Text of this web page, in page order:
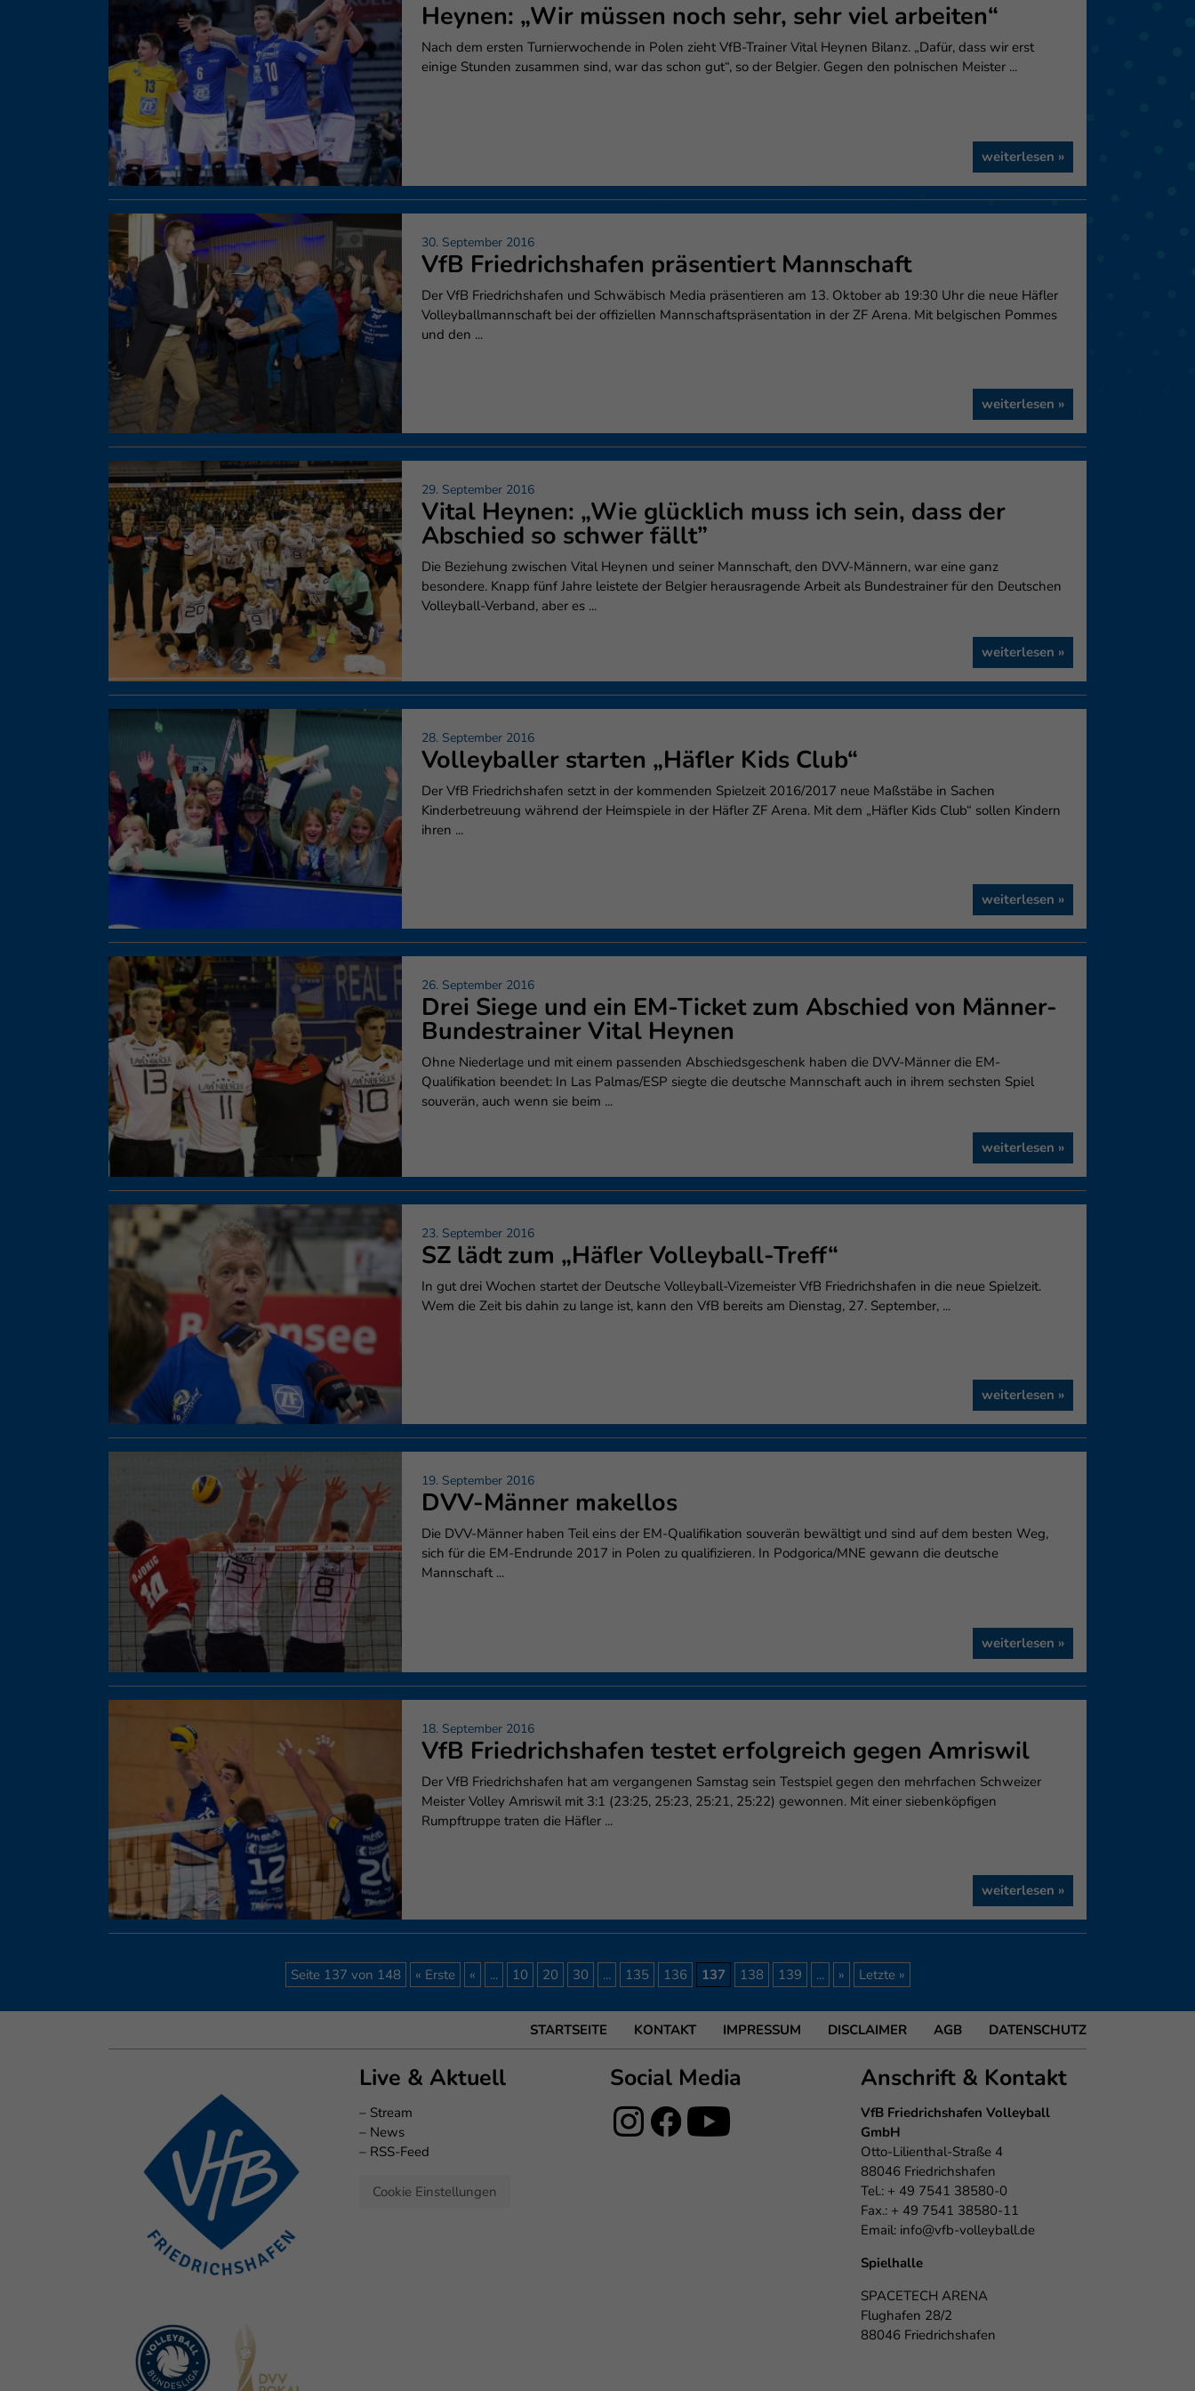
Heynen: „Wir müssen noch sehr, sehr viel arbeiten“
Nach dem ersten Turnierwochende in Polen zieht VfB-Trainer Vital Heynen Bilanz. „Dafür, dass wir erst
einige Stunden zusammen sind, war das schon gut“, so der Belgier. Gegen den polnischen Meister ...
weiterlesen »
30. September 2016
VfB Friedrichshafen präsentiert Mannschaft
Der VfB Friedrichshafen und Schwäbisch Media präsentieren am 13. Oktober ab 19:30 Uhr die neue Häfler
Volleyballmannschaft bei der offiziellen Mannschaftspräsentation in der ZF Arena. Mit belgischen Pommes
und den ...
weiterlesen »
29. September 2016
Vital Heynen: „Wie glücklich muss ich sein, dass der
Abschied so schwer fällt”
Die Beziehung zwischen Vital Heynen und seiner Mannschaft, den DVV-Männern, war eine ganz
besondere. Knapp fünf Jahre leistete der Belgier herausragende Arbeit als Bundestrainer für den Deutschen
Volleyball-Verband, aber es ...
weiterlesen »
28. September 2016
Volleyballer starten „Häfler Kids Club“
Der VfB Friedrichshafen setzt in der kommenden Spielzeit 2016/2017 neue Maßstäbe in Sachen
Kinderbetreuung während der Heimspiele in der Häfler ZF Arena. Mit dem „Häfler Kids Club“ sollen Kindern
ihren ...
weiterlesen »
26. September 2016
Drei Siege und ein EM-Ticket zum Abschied von Männer-
Bundestrainer Vital Heynen
Ohne Niederlage und mit einem passenden Abschiedsgeschenk haben die DVV-Männer die EM-
Qualifikation beendet: In Las Palmas/ESP siegte die deutsche Mannschaft auch in ihrem sechsten Spiel
souverän, auch wenn sie beim ...
weiterlesen »
23. September 2016
SZ lädt zum „Häfler Volleyball-Treff“
In gut drei Wochen startet der Deutsche Volleyball-Vizemeister VfB Friedrichshafen in die neue Spielzeit.
Wem die Zeit bis dahin zu lange ist, kann den VfB bereits am Dienstag, 27. September, ...
weiterlesen »
19. September 2016
DVV-Männer makellos
Die DVV-Männer haben Teil eins der EM-Qualifikation souverän bewältigt und sind auf dem besten Weg,
sich für die EM-Endrunde 2017 in Polen zu qualifizieren. In Podgorica/MNE gewann die deutsche
Mannschaft ...
weiterlesen »
18. September 2016
VfB Friedrichshafen testet erfolgreich gegen Amriswil
Der VfB Friedrichshafen hat am vergangenen Samstag sein Testspiel gegen den mehrfachen Schweizer
Meister Volley Amriswil mit 3:1 (23:25, 25:23, 25:21, 25:22) gewonnen. Mit einer siebenköpfigen
Rumpftruppe traten die Häfler ...
weiterlesen »
Seite 137 von 148 « Erste « ... 10 20 30 ... 135 136 137 138 139 ... » Letzte »
DATENSCHUTZ
AGB
DISCLAIMER
IMPRESSUM
KONTAKT
STARTSEITE
Live & Aktuell
– Stream
– News
– RSS-Feed
Cookie Einstellungen
Social Media Anschrift & Kontakt
VfB Friedrichshafen Volleyball
GmbH
Otto-Lilienthal-Straße 4
88046 Friedrichshafen
Tel.: + 49 7541 38580-0
Fax.: + 49 7541 38580-11
Email: info@vfb-volleyball.de
Spielhalle
SPACETECH ARENA
Flughafen 28/2
88046 Friedrichshafen
Essenzielle Cookies ermöglichen grundlegende Funktionen und sind für die einwandfreie
Funktion der Website erforderlich.
Cookie-Informationen anzeigen
Externe Medien (6)
Inhalte von Videoplattformen und Social-Media-Plattformen werden standardmäßig
blockiert. Wenn Cookies von externen Medien akzeptiert werden, bedarf der Zugriff auf
diese Inhalte keiner manuellen Einwilligung mehr.